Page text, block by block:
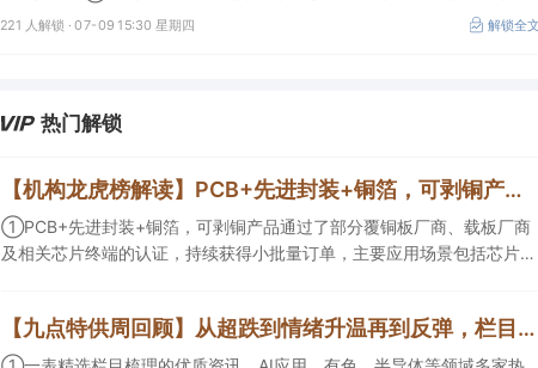
会议将于7月9日（周四）19:30举行，特邀行业专家全面解读液冷硬件价
值量分布及技术未来演进方向。
221 人解锁 ·07-09 15:30 星期四 解锁全
热门解锁
【机构龙虎榜解读】PCB+先进封装+铜箔，可剥铜产品通过了部分覆铜板厂商、载板厂商及相关芯片终端的认证，持续获得小批量订单，主要应用场景包括芯片封装光模块用PCB，机构大额净买入这家公司
①PCB+先进封装+铜箔，可剥铜产品通过了部分覆铜板厂商、载板厂商
及相关芯片终端的认证，持续获得小批量订单，主要应用场景包括芯片封
具备承接细胞与基因治疗产品商业化受托生产的合规资质，这家公司获净
买入。
【九点特供周回顾】从超跌到情绪升温再到反弹，栏目梳理AI应用题材逻辑，AI教育人气公司解读后获4连板